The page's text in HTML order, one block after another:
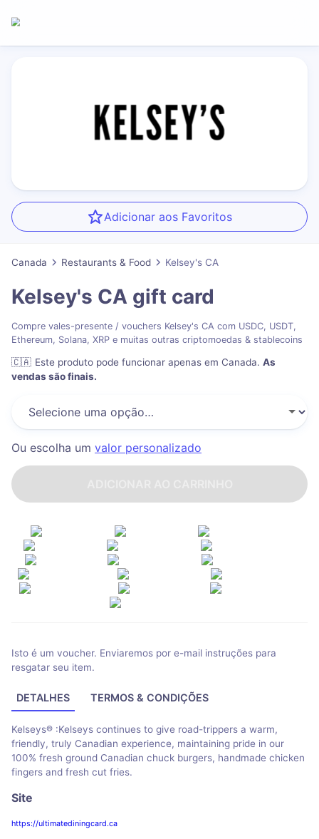
Adicionar aos Favoritos
Canada Restaurants & Food Kelsey's CA
Kelsey's CA gift card
Compre vales-presente / vouchers Kelsey's CA com USDC, USDT,
Ethereum, Solana, XRP e muitas outras criptomoedas & stablecoins
🇨🇦 Este produto pode funcionar apenas em Canada. As
vendas são finais.
Ou escolha um valor personalizado
Isto é um voucher. Enviaremos por e-mail instruções para
resgatar seu item.
DETALHES TERMOS & CONDIÇÕES
Kelseys® :Kelseys continues to give road-trippers a warm,
friendly, truly Canadian experience, maintaining pride in our
100% fresh ground Canadian chuck burgers, handmade chicken
fingers and fresh cut fries.
Site
https://ultimatediningcard.ca